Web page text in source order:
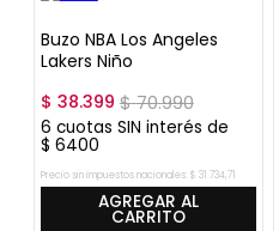
Buzo NBA Los Angeles
Lakers Niño
$ 38.399 $70.990
6 cuotas SIN interés de
$ 6400
Precio sin impuestos nacionales: $ 31 734,71
AGREGAR AL
CARRITO